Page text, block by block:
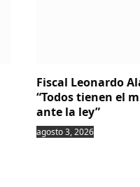
Fiscal Leonardo
“Todos tienen el
ante la ley”
agosto 3, 2026